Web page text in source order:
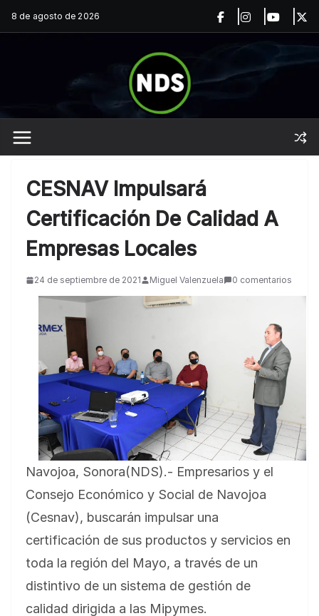
Saltar
al
8 de agosto de 2026
CESNAV Impulsará
Certificación De Calidad A
Empresas Locales
24 de septiembre de 2021 Miguel Valenzuela 0 comentarios
Navojoa, Sonora(NDS).- Empresarios y el
Consejo Económico y Social de Navojoa
(Cesnav), buscarán impulsar una
certificación de sus productos y servicios en
toda la región del Mayo, a través de un
distintivo de un sistema de gestión de
calidad dirigida a las Mipymes.